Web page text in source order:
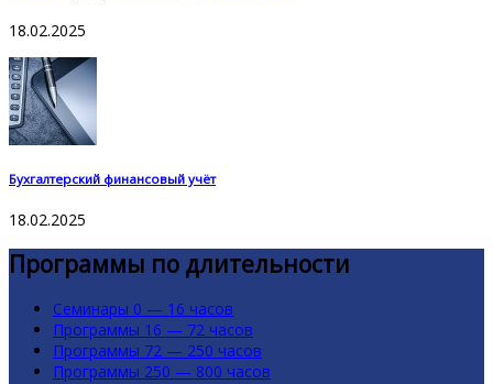
18.02.2025
Бухгалтерский финансовый учёт
18.02.2025
Программы по длительности
Семинары 0 — 16 часов
Программы 16 — 72 часов
Программы 72 — 250 часов
Программы 250 — 800 часов